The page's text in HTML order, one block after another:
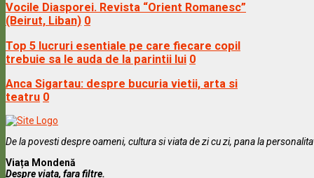
Vocile Diasporei. Revista “Orient Romanesc”
(Beirut, Liban) 0
Top 5 lucruri esentiale pe care fiecare copil
trebuie sa le auda de la parintii lui 0
Anca Sigartau: despre bucuria vietii, arta si
teatru 0
De la povesti despre oameni, cultura si viata de zi cu zi, pana la
Viața Mondenă
Despre viata, fara filtre.